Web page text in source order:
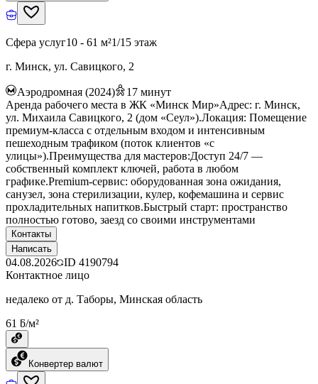
Сфера услуг10 - 61 м²1/15 этаж
г. Минск, ул. Савицкого, 2
Аэродромная (2024) 17 минут
Аренда рабочего места в ЖК «Минск Мир»Адрес: г. Минск,
ул. Михаила Савицкого, 2 (дом «Сеул»).Локация: Помещение
премиум-класса с отдельным входом и интенсивным
пешеходным трафиком (поток клиентов «с
улицы»).Преимущества для мастеров:Доступ 24/7 —
собственный комплект ключей, работа в любом
графике.Premium-сервис: оборудованная зона ожидания,
санузел, зона стерилизации, кулер, кофемашина и сервис
прохладительных напитков.Быстрый старт: пространство
полностью готово, заезд со своими инструментами
Контакты
Написать
04.08.2026 ID 4190794
Контактное лицо
недалеко от д. Таборы, Минская область
61 ƃ/м²
Конвертер валют